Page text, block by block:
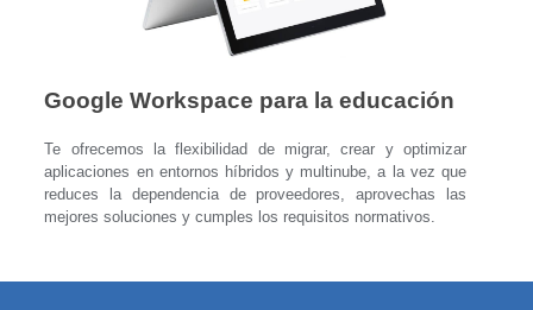
Google Workspace para la educación
Te ofrecemos la flexibilidad de migrar, crear y optimizar
aplicaciones en entornos híbridos y multinube, a la vez que
reduces la dependencia de proveedores, aprovechas las
mejores soluciones y cumples los requisitos normativos.